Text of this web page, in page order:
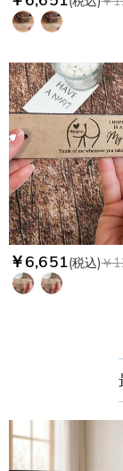
￥6,651(税込)￥